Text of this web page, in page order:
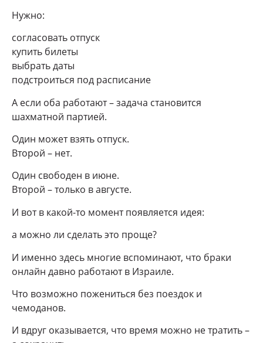
Нужно:
согласовать отпуск
купить билеты
выбрать даты
подстроиться под расписание
А если оба работают – задача становится
шахматной партией.
Один может взять отпуск.
Второй – нет.
Один свободен в июне.
Второй – только в августе.
И вот в какой-то момент появляется идея:
а можно ли сделать это проще?
И именно здесь многие вспоминают, что браки
онлайн давно работают в Израиле.
Что возможно пожениться без поездок и
чемоданов.
И вдруг оказывается, что время можно не тратить –